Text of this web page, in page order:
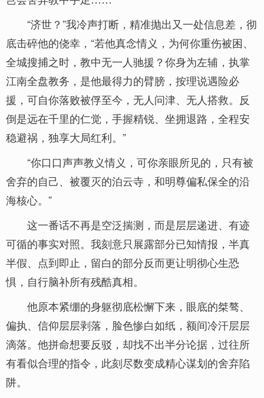
“济世？”我冷声打断，精准抛出又一处信息差，彻
底击碎他的侥幸，“若他真念情义，为何你重伤被困、
全城搜捕之时，教中无一人驰援？你身为左辅，执掌
江南全盘教务，是他最得力的臂膀，按理说遇险必
援，可自你落败被俘至今，无人问津、无人搭救。反
倒是远在千里的仁觉，手握精锐、坐拥退路，全程安
稳避祸，独享大局红利。”
“你口口声声教义情义，可你亲眼所见的，只有被
舍弃的自己、被覆灭的泊云寺，和明尊偏私保全的沿
海核心。”
这一番话不再是空泛揣测，而是层层递进、有迹
可循的事实对照。我刻意只展露部分已知情报，半真
半假、点到即止，留白的部分反而更让明彻心生恐
惧，自行脑补所有残酷真相。
他原本紧绷的身躯彻底松懈下来，眼底的桀骜、
偏执、信仰层层剥落，脸色惨白如纸，额间冷汗层层
滴落。他拼命想要反驳，却找不出半分论据，过往所
有看似合理的指令，此刻尽数变成精心谋划的舍弃陷
阱。